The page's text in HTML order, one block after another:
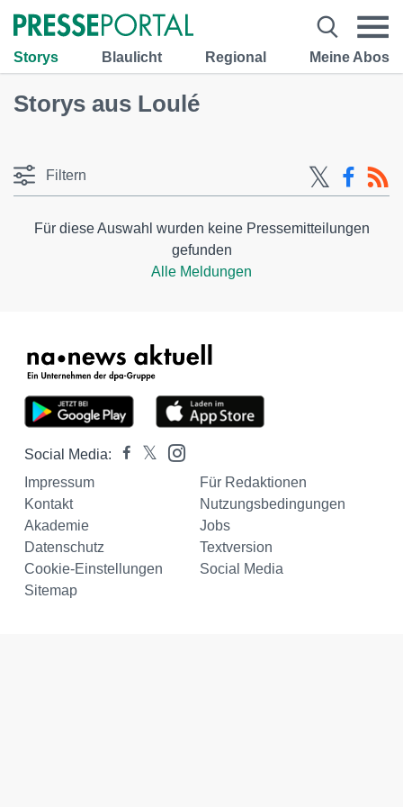
Storys Blaulicht Regional Meine Abos
Storys aus Loulé
Filtern
Für diese Auswahl wurden keine Pressemitteilungen
gefunden
Alle Meldungen
Social Media:
Impressum
Für Redaktionen
Kontakt
Nutzungsbedingungen
Akademie
Jobs
Datenschutz
Textversion
Cookie-Einstellungen
Social Media
Sitemap